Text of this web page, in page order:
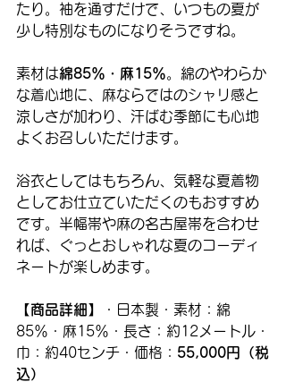
たり。袖を通すだけで、いつもの夏が
少し特別なものになりそうですね。
素材は綿85％・麻15％。綿のやわらか
な着心地に、麻ならではのシャリ感と
涼しさが加わり、汗ばむ季節にも心地
よくお召しいただけます。
浴衣としてはもちろん、気軽な夏着物
としてお仕立ていただくのもおすすめ
です。半幅帯や麻の名古屋帯を合わせ
れば、ぐっとおしゃれな夏のコーディ
ネートが楽しめます。
【商品詳細】
・日本製・素材：綿
85％・麻15％・長さ：約12メートル・
巾：約40センチ・価格： 55,000円（税
込）